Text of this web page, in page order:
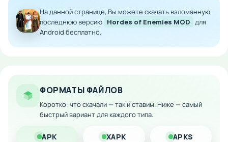
интенсивные тапы по экрану заставляют героев наносить
удары оружием по приближающимся противникам. Чем
быстрее вы реагируете, тем больше врагов удается
повалить.
Все контент полностью разблокирован
Три уникальных персонажа с разными
локациями
Простой, но захватывающий тап-механик
На данной странице, Вы можете скачать взломанную,
последнюю версию Hordes of Enemies MOD для
Android бесплатно.
ФОРМАТЫ ФАЙЛОВ
Коротко: что скачали — так и ставим. Ниже — самый
быстрый вариант для каждого типа.
APK XAPK APKS